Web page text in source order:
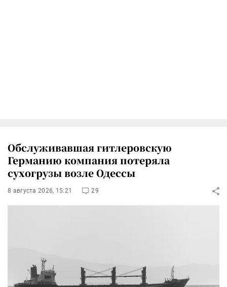
Обслуживавшая гитлеровскую
Германию компания потеряла
сухогрузы возле Одессы
8 августа 2026, 15:21 29